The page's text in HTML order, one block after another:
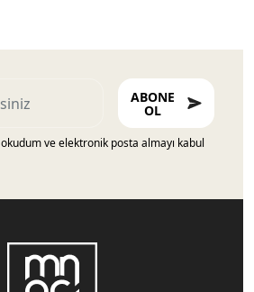
ABONE
OL
okudum ve elektronik posta almayı kabul